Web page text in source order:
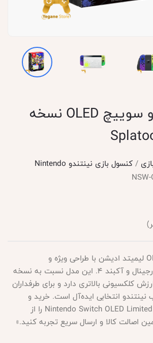
خرید نینتندو سوییچ OLED نسخه
/کنسول بازی نینتندو Nintendo
«نینتندو سوییچ OLED لیمیتد ادیشن با طراحی ویژه و
جوی‌کان‌های رنگی، اورجینال و آکبند ۴. این مدل نسبت به نسخه
کلکسیونی بالاتری دارد و برای طرفداران
انتخابی ایده‌آل است. خرید و
قیمت به‌روز Nintendo Switch OLED Limited Edition را از
اصالت کالا و ارسال سریع تجربه کنید.»